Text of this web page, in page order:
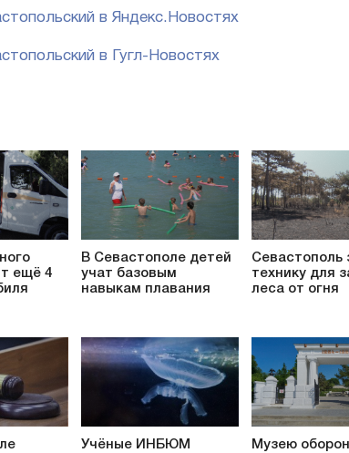
в Яндекс.Новостях
в Гугл-Новостях
ещё 4
В Севастополе детей
учат базовым
навыкам плавания
Севастополь
технику для
леса от огня
Учёные ИНБЮМ
Музею